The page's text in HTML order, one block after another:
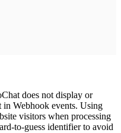
does not display or
Webhook events. Using
visitors when processing
to-guess identifier to avoid